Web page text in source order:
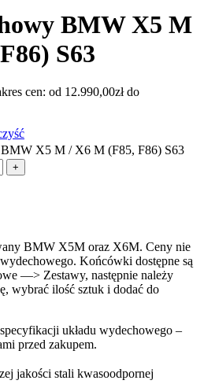
BMW X5 M
S63
cen: od 12.990,00zł do
X5 M / X6 M (F85, F86) S63
BMW X5M oraz X6M. Ceny nie
Końcówki dostępne są
—> Zestawy, następnie należy
wybrać ilość sztuk i dodać do
układu wydechowego –
przed zakupem.
jakości stali kwasoodpornej